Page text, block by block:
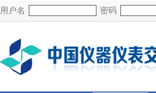
用户名 密码